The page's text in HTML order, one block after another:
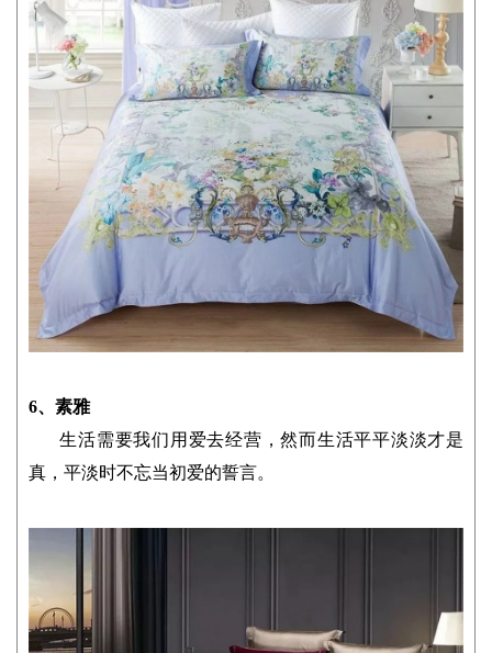
6、素雅
生活需要我们用爱去经营，然而生活平平淡淡才是
真，平淡时不忘当初爱的誓言。